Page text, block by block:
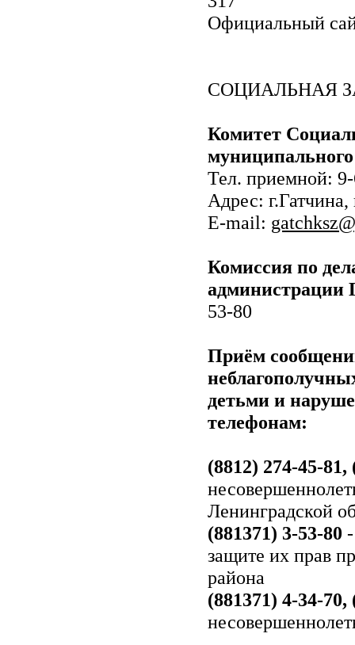
Официальный
СОЦИАЛЬНАЯ
Комитет
Тел. приемной:
Адрес:
E-mail:
Комиссия по
администрации
53-80
Приём
детьми и
телефонам:
(8812) 274-45-81,
Ленинградской
(881371) 3-53-80
защите их прав
района
(881371) 4-34-70,